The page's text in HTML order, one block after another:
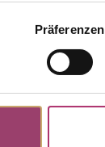
Präferenzen